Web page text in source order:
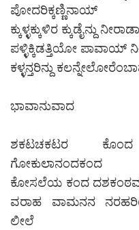
ಪೋದರಿಕ್ಕಣ್ಣಿನಾಯ್
ಕ್ಕುಳ್ಳಕ್ಕುಳಿರ ಕ್ಕುಡೈನ್ದು
ಪಳ್ಳಿಕ್ಕಿಡತ್ತಿಯೋ ಪಾವಾಯ್
ಕಳ್ಳನ್ತರಿನ್ದು
ಭಾವಾನುವಾದ
ಶಕಟಚಕಟರ
ಗೋಕುಲಾನಂದಕಂದ
ಕೋಸಲೆಯ ಕಂದ
ವರಾಹ ವಾಮನನ
ಲೀಲೆ